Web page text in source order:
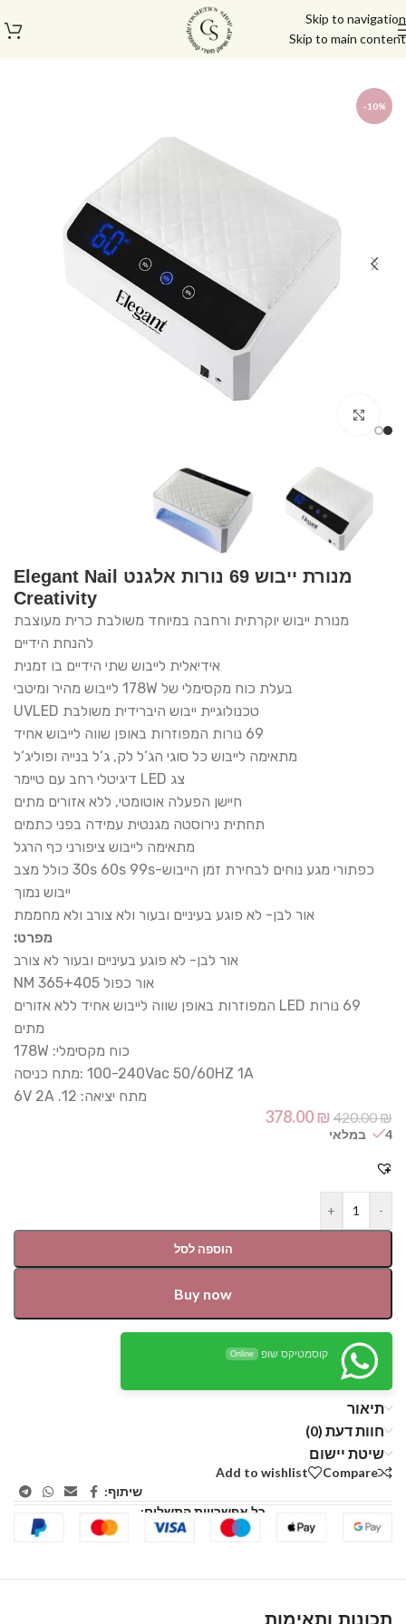
Skip to navigation
Skip to main content
עמוד הבית/חנות
-10%
מנורת ייבוש 69 נורות אלגנט Elegant Nail
Creativity
מנורת ייבוש יוקרתית ורחבה במיוחד משולבת כרית מעוצבת
להנחת הידיים
אידיאלית לייבוש שתי הידיים בו זמנית
בעלת כוח מקסימלי של 178W לייבוש מהיר ומיטבי
טכנולוגיית ייבוש היברידית משולבת UVLED
69 נורות המפוזרות באופן שווה לייבוש אחיד
מתאימה לייבוש כל סוגי הג‘ל לק, ג‘ל בנייה ופוליג‘ל
צג LED דיגיטלי רחב עם טיימר
חיישן הפעלה אוטומטי, ללא אזורים מתים
תחתית נירוסטה מגנטית עמידה בפני כתמים
מתאימה לייבוש ציפורני כף הרגל
כפתורי מגע נוחים לבחירת זמן הייבוש-30s 60s 99s כולל מצב
ייבוש נמוך
אור לבן- לא פוגע בעיניים ובעור ולא צורב ולא מחממת
מפרט:
אור לבן- לא פוגע בעיניים ובעור לא צורב
אור כפול 365+405 NM
69 נורות LED המפוזרות באופן שווה לייבוש אחיד ללא אזורים
מתים
כוח מקסימלי: 178W
100-240Vac 50/60HZ 1A :מתח כניסה
מתח יציאה: 12. 6V 2A
420.00₪
378.00₪
4 במלאי
-
+
הוספה לסל
Buy now
קוסמטיקס שופ Online
תיאור
חוות דעת (0)
שיטת יישום
Compare
Add to wishlist
שיתוף:
כל אפשרויות התשלום:
תכונות ותאימות